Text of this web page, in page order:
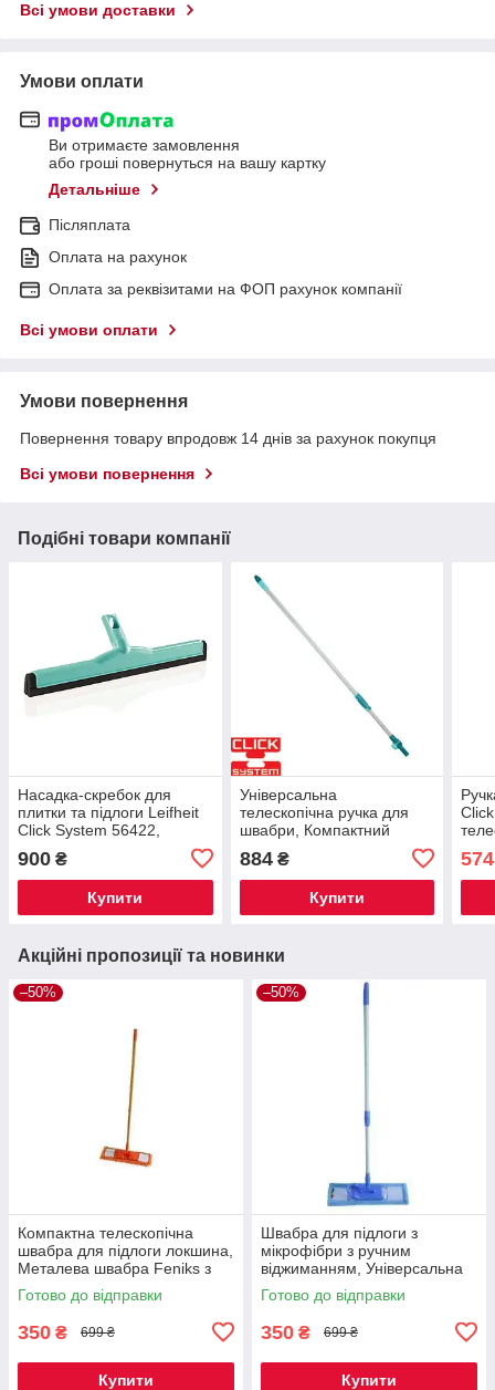
Всі умови доставки
Умови оплати
Ви отримаєте замовлення
або гроші повернуться на вашу картку
Детальніше
Післяплата
Оплата на рахунок
Оплата за реквізитами на ФОП рахунок компанії
Всі умови оплати
Умови повернення
Повернення товару впродовж 14 днів за рахунок покупця
Всі умови повернення
Подібні товари компанії
Насадка-скребок для
плитки та підлоги Leifheit
Click System 56422,
ванної кімнати, 45 см,
Німеччина
900 ₴
Купити
Універсальна
телескопічна ручка для
швабри, Компактний
швабри Click System
884₴
Купити
574
Акційні пропозиції та новинки
–50%
Компактна телескопічна
швабра для підлоги локшина,
Металева швабра Feniks з
ручним віджиманням
Готово до відправки
350 ₴ 699 ₴
Купити
–50%
Швабра для підлоги з
мікрофібри з ручним
віджиманням, Універсальна
підлогова швабра для дому
Feniks
Готово до відправки
350 ₴ 699 ₴
Купити